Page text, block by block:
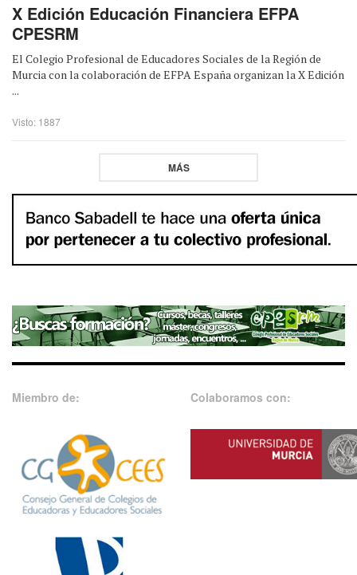
X Edición Educación Financiera EFPA
CPESRM
El Colegio Profesional de Educadores Sociales de la Región de
Murcia con la colaboración de EFPA España organizan la X Edición
...
Visto: 1887
MÁS
Miembro de: Colaboramos con: